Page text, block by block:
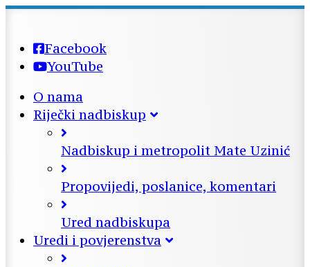
Facebook
YouTube
O nama
Riječki nadbiskup
Nadbiskup i metropolit Mate Uzinić
Propovijedi, poslanice, komentari
Ured nadbiskupa
Uredi i povjerenstva